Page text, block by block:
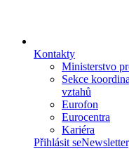
Kontakty
Ministerstvo
Sekce
vztahů
Eurofon
Eurocentra
Kariéra
Přihlásit se